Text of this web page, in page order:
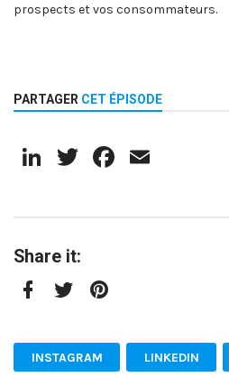
prospects et vos consommateurs.
PARTAGER CET ÉPISODE
LinkedIn
TwitterFacebook
Share it:
INSTAGRAM LINKEDIN